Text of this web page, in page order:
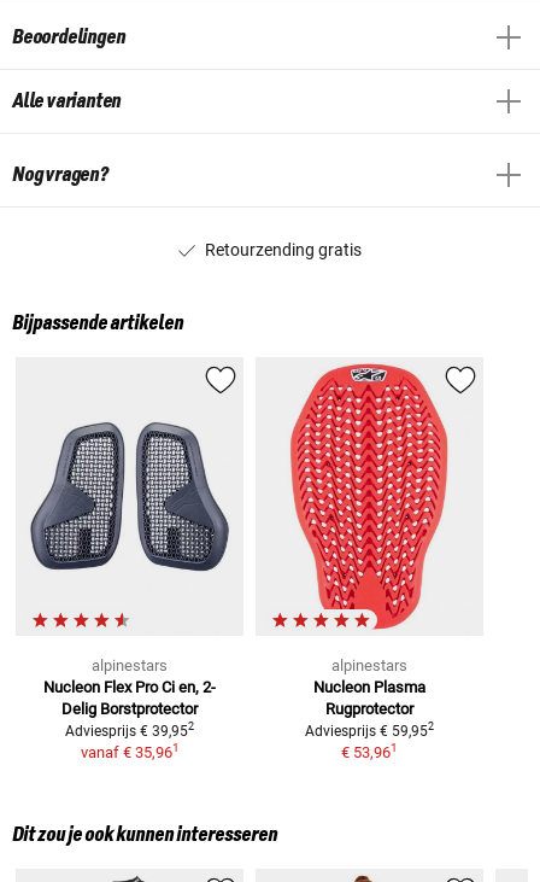
Beoordelingen
Alle varianten
Nog vragen?
Retourzending gratis
Bijpassende artikelen
alpinestars
Nucleon Flex Pro Ci en, 2-
Delig Borstprotector
Adviesprijs € 39,952
vanaf € 35,961
alpinestars
Nucleon Plasma
Rugprotector
Adviesprijs € 59,952
€ 53,961
Dit zou je ook kunnen interesseren